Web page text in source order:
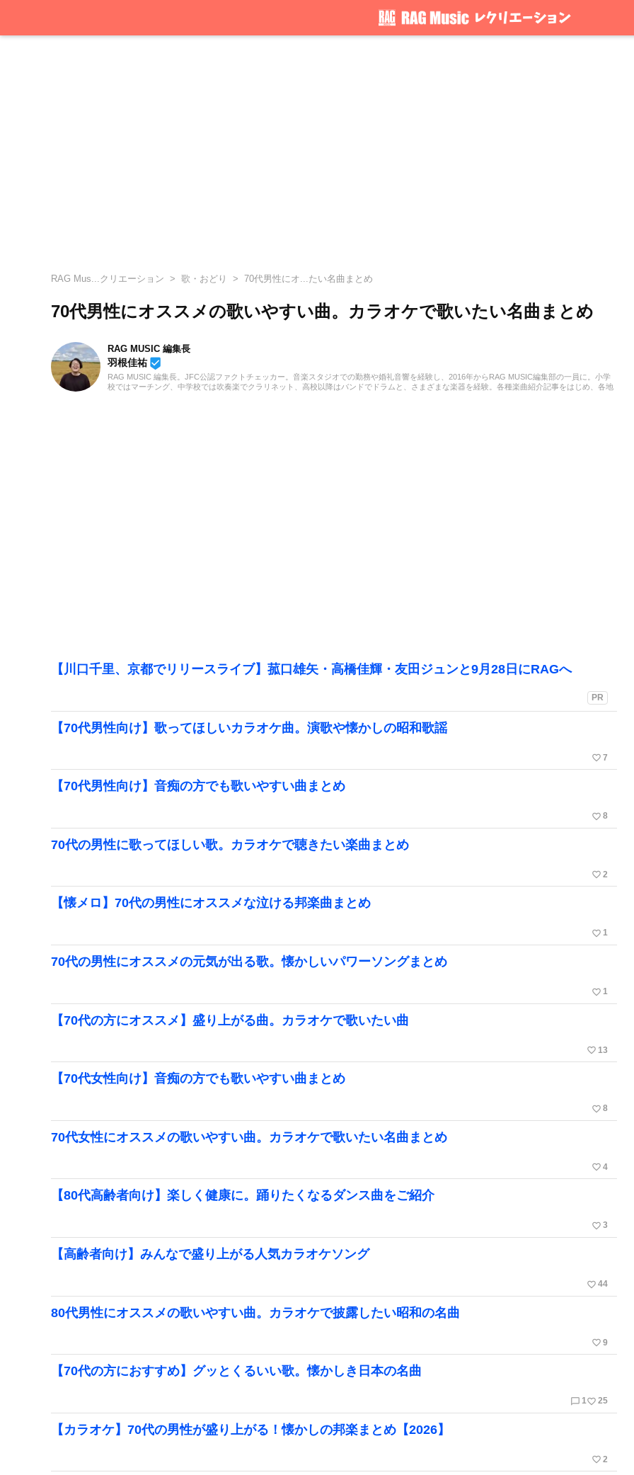
RAG Mus...クリエーション 歌・おどり 70代男性にオ...たい名曲まとめ
70代男性にオススメの歌いやすい曲。カラオケで歌いたい名曲まとめ
RAG MUSIC 編集長
羽根佳祐 beenhere
RAG MUSIC 編集長。JFC公認ファクトチェッカー。音楽スタジオでの勤務や婚礼音響を経験し、2016年からRAG MUSIC編集部の一員に。小学
校ではマーチング、中学校では吹奏楽でクラリネット、高校以降はバンドでドラムと、さまざまな楽器を経験。各種楽曲紹介記事をはじめ、各地
【川口千里、京都でリリースライブ】菰口雄矢・高橋佳輝・友田ジュンと9月28日にRAGへ
PR
【70代男性向け】歌ってほしいカラオケ曲。演歌や懐かしの昭和歌謡
favorite_border 7
【70代男性向け】音痴の方でも歌いやすい曲まとめ
favorite_border 8
70代の男性に歌ってほしい歌。カラオケで聴きたい楽曲まとめ
favorite_border 2
【懐メロ】70代の男性にオススメな泣ける邦楽曲まとめ
favorite_border 1
70代の男性にオススメの元気が出る歌。懐かしいパワーソングまとめ
favorite_border 1
【70代の方にオススメ】盛り上がる曲。カラオケで歌いたい曲
favorite_border 13
【70代女性向け】音痴の方でも歌いやすい曲まとめ
favorite_border 8
70代女性にオススメの歌いやすい曲。カラオケで歌いたい名曲まとめ
favorite_border 4
【80代高齢者向け】楽しく健康に。踊りたくなるダンス曲をご紹介
favorite_border 3
【高齢者向け】みんなで盛り上がる人気カラオケソング
favorite_border 44
80代男性にオススメの歌いやすい曲。カラオケで披露したい昭和の名曲
favorite_border 9
【70代の方におすすめ】グッとくるいい歌。懐かしき日本の名曲
chat_bubble_outline 1 favorite_border 25
【カラオケ】70代の男性が盛り上がる！懐かしの邦楽まとめ【2026】
favorite_border 2